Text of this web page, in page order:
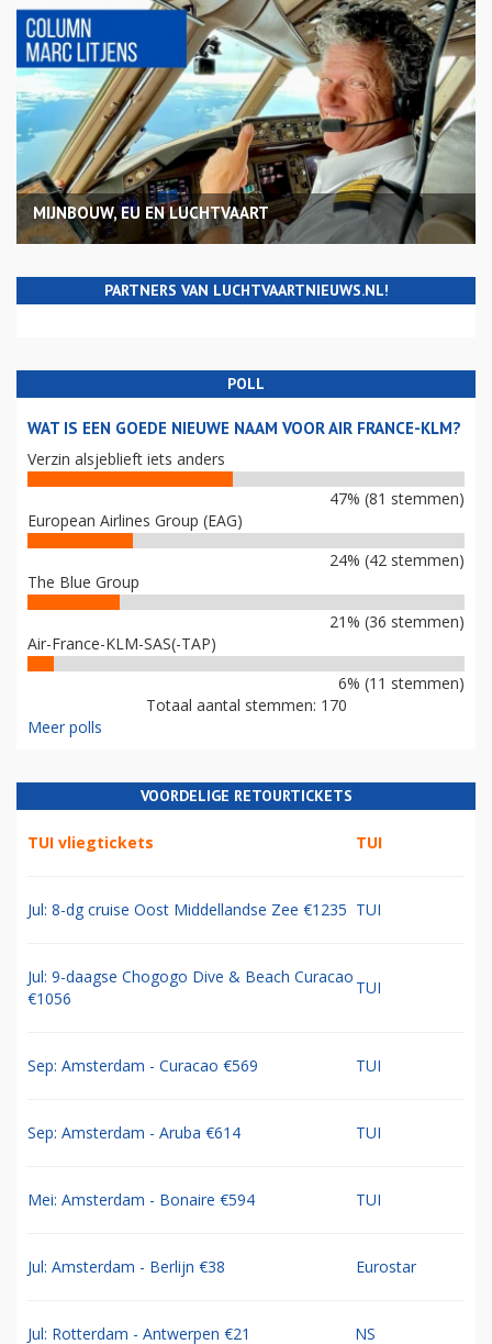
MIJNBOUW, EU EN LUCHTVAART
PARTNERS VAN LUCHTVAARTNIEUWS.NL!
POLL
WAT IS EEN GOEDE NIEUWE NAAM VOOR AIR FRANCE-KLM?
Verzin alsjeblieft iets anders
47% (81 stemmen)
European Airlines Group (EAG)
24% (42 stemmen)
The Blue Group
21% (36 stemmen)
Air-France-KLM-SAS(-TAP)
6% (11 stemmen)
Totaal aantal stemmen: 170
Meer polls
VOORDELIGE RETOURTICKETS
TUI vliegtickets TUI
Jul: 8-dg cruise Oost Middellandse Zee €1235 TUI
Jul: 9-daagse Chogogo Dive & Beach Curacao
€1056
TUI
Sep: Amsterdam - Curacao €569 TUI
Sep: Amsterdam - Aruba €614 TUI
Mei: Amsterdam - Bonaire €594 TUI
Jul: Amsterdam - Berlijn €38 Eurostar
Jul: Rotterdam - Antwerpen €21 NS